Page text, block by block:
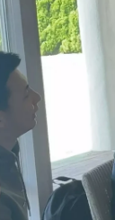
DXYZ株式会社 / 戦略企画室長